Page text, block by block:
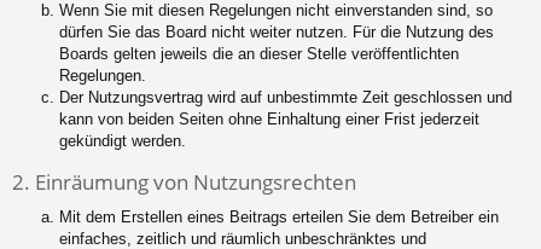
Wenn Sie mit diesen Regelungen nicht einverstanden sind, so
dürfen Sie das Board nicht weiter nutzen. Für die Nutzung des
Boards gelten jeweils die an dieser Stelle veröffentlichten
Regelungen.
Der Nutzungsvertrag wird auf unbestimmte Zeit geschlossen und
kann von beiden Seiten ohne Einhaltung einer Frist jederzeit
gekündigt werden.
2. Einräumung von Nutzungsrechten
Mit dem Erstellen eines Beitrags erteilen Sie dem Betreiber ein
einfaches, zeitlich und räumlich unbeschränktes und